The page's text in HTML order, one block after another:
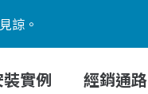
諒。
裝實例 經銷通路